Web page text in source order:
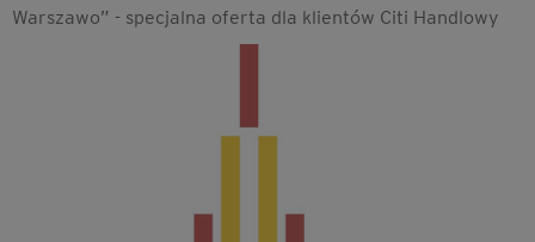
Warszawo” - specjalna oferta dla klientów Citi Handlowy